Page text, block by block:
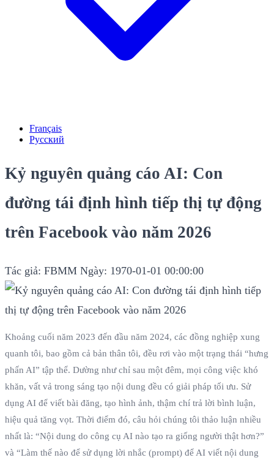
Français
Русский
Kỷ nguyên quảng cáo AI: Con
đường tái định hình tiếp thị tự động
trên Facebook vào năm 2026
Tác giả: FBMM Ngày: 1970-01-01 00:00:00
Khoảng cuối năm 2023 đến đầu năm 2024, các đồng nghiệp xung
quanh tôi, bao gồm cả bản thân tôi, đều rơi vào một trạng thái “hưng
phấn AI” tập thể. Dường như chỉ sau một đêm, mọi công việc khó
khăn, vất vả trong sáng tạo nội dung đều có giải pháp tối ưu. Sử
dụng AI để viết bài đăng, tạo hình ảnh, thậm chí trả lời bình luận,
hiệu quả tăng vọt. Thời điểm đó, câu hỏi chúng tôi thảo luận nhiều
nhất là: “Nội dung do công cụ AI nào tạo ra giống người thật hơn?”
và “Làm thế nào để sử dụng lời nhắc (prompt) để AI viết nội dung